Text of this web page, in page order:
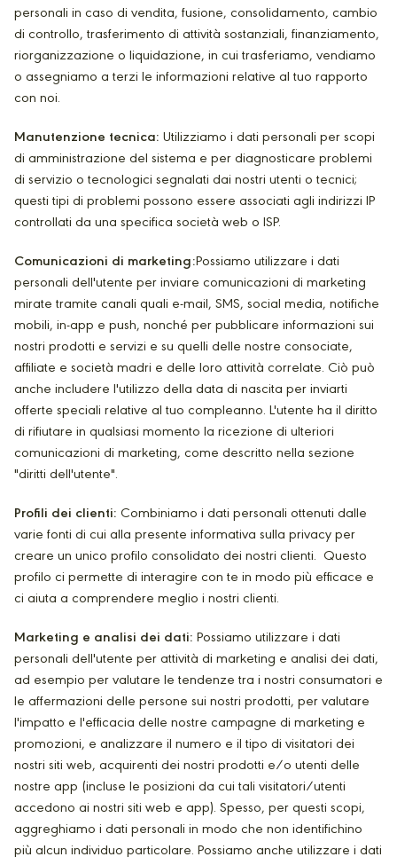
personali in caso di vendita, fusione, consolidamento, cambio
di controllo, trasferimento di attività sostanziali, finanziamento,
riorganizzazione o liquidazione, in cui trasferiamo, vendiamo
o assegniamo a terzi le informazioni relative al tuo rapporto
con noi.
Manutenzione tecnica: Utilizziamo i dati personali per scopi
di amministrazione del sistema e per diagnosticare problemi
di servizio o tecnologici segnalati dai nostri utenti o tecnici;
questi tipi di problemi possono essere associati agli indirizzi IP
controllati da una specifica società web o ISP.
Comunicazioni di marketing:Possiamo utilizzare i dati
personali dell'utente per inviare comunicazioni di marketing
mirate tramite canali quali e-mail, SMS, social media, notifiche
mobili, in-app e push, nonché per pubblicare informazioni sui
nostri prodotti e servizi e su quelli delle nostre consociate,
affiliate e società madri e delle loro attività correlate. Ciò può
anche includere l'utilizzo della data di nascita per inviarti
offerte speciali relative al tuo compleanno. L'utente ha il diritto
di rifiutare in qualsiasi momento la ricezione di ulteriori
comunicazioni di marketing, come descritto nella sezione
"diritti dell'utente".
Profili dei clienti: Combiniamo i dati personali ottenuti dalle
varie fonti di cui alla presente informativa sulla privacy per
creare un unico profilo consolidato dei nostri clienti. Questo
profilo ci permette di interagire con te in modo più efficace e
ci aiuta a comprendere meglio i nostri clienti.
Marketing e analisi dei dati: Possiamo utilizzare i dati
personali dell'utente per attività di marketing e analisi dei dati,
ad esempio per valutare le tendenze tra i nostri consumatori e
le affermazioni delle persone sui nostri prodotti, per valutare
l'impatto e l'efficacia delle nostre campagne di marketing e
promozioni, e analizzare il numero e il tipo di visitatori dei
nostri siti web, acquirenti dei nostri prodotti e/o utenti delle
nostre app (incluse le posizioni da cui tali visitatori/utenti
accedono ai nostri siti web e app). Spesso, per questi scopi,
aggreghiamo i dati personali in modo che non identifichino
più alcun individuo particolare. Possiamo anche utilizzare i dati